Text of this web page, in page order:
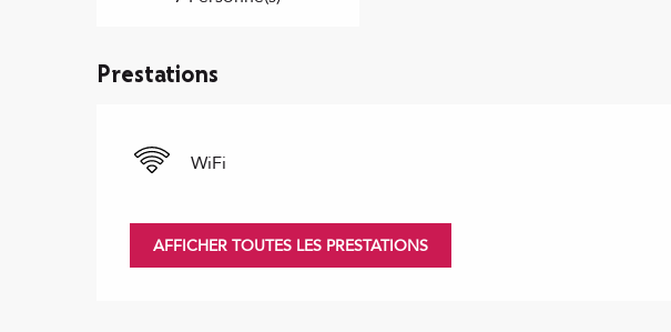
Prestations
WiFi
AFFICHER TOUTES LES PRESTATIONS